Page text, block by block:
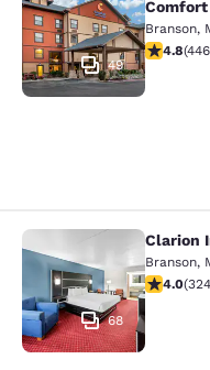
49
Comfort
Branson,
4.8(
Clarion Inn
68
Clarion
Branson,
4.0(